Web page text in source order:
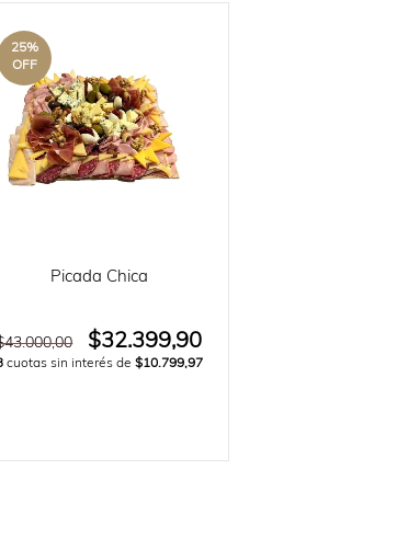
25%
OFF
Picada Chica
$32.399,90
cuotas sin interés de $10.799,97